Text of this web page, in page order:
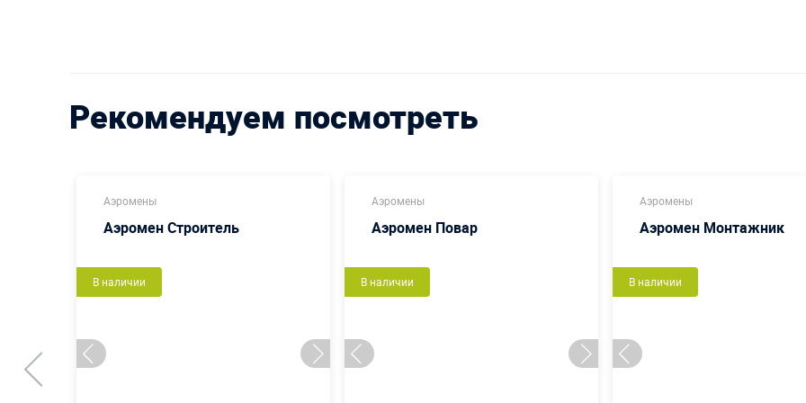
Рекомендуем посмотреть
Аэромены
Аэромен Строитель
В наличии
Аэромены
Аэромен Повар
В наличии
Аэромены
Аэромен Монтажник
В наличии